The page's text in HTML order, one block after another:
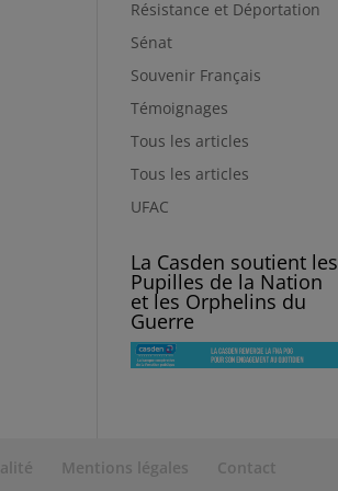
Résistance et Déportation
Sénat
Souvenir Français
Témoignages
Tous les articles
Tous les articles
UFAC
La Casden soutient les
Pupilles de la Nation
et les Orphelins du
Guerre
Mentions légales Contact